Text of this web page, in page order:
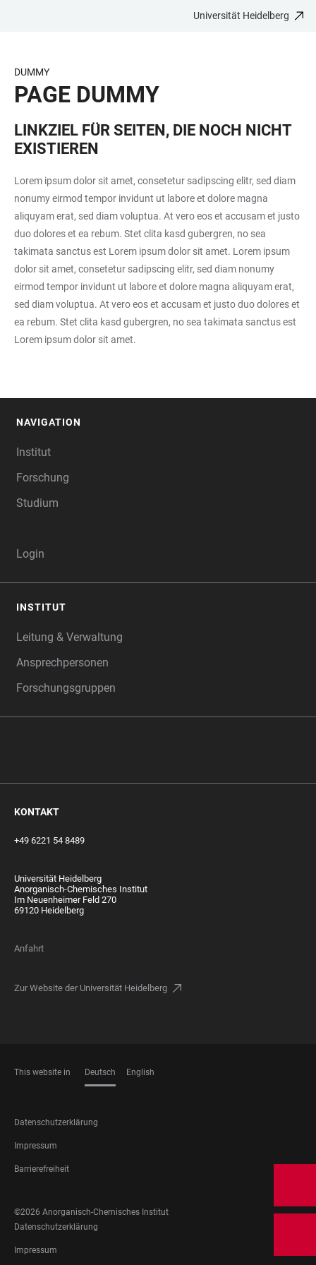
BARRIEREFREIHEIT
Universität Heidelberg
DUMMY
PAGE DUMMY
LINKZIEL FÜR SEITEN, DIE NOCH NICHT
EXISTIEREN
Lorem ipsum dolor sit amet, consetetur sadipscing elitr, sed diam
nonumy eirmod tempor invidunt ut labore et dolore magna
aliquyam erat, sed diam voluptua. At vero eos et accusam et justo
duo dolores et ea rebum. Stet clita kasd gubergren, no sea
takimata sanctus est Lorem ipsum dolor sit amet. Lorem ipsum
dolor sit amet, consetetur sadipscing elitr, sed diam nonumy
eirmod tempor invidunt ut labore et dolore magna aliquyam erat,
sed diam voluptua. At vero eos et accusam et justo duo dolores et
ea rebum. Stet clita kasd gubergren, no sea takimata sanctus est
Lorem ipsum dolor sit amet.
NAVIGATION
Institut
Forschung
Studium
Login
INSTITUT
Leitung & Verwaltung
Ansprechpersonen
Forschungsgruppen
KONTAKT
+49 6221 54 8489
Universität Heidelberg
Anorganisch-Chemisches Institut
Im Neuenheimer Feld 270
69120 Heidelberg
Anfahrt
Zur Website der Universität Heidelberg
This website in Deutsch English
FOOTER
LEGAL
Datenschutzerklärung
Impressum
Barrierefreiheit
SOCIAL
©2026 Anorganisch-Chemisches Institut
FOOTER
LEGAL
Datenschutzerklärung
Impressum